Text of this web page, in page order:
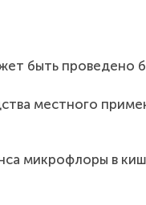
быть проведено
местного
микрофлоры в